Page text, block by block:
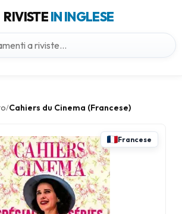
RIVISTEIN INGLESE
/Cahiers du Cinema (Francese)
Francese